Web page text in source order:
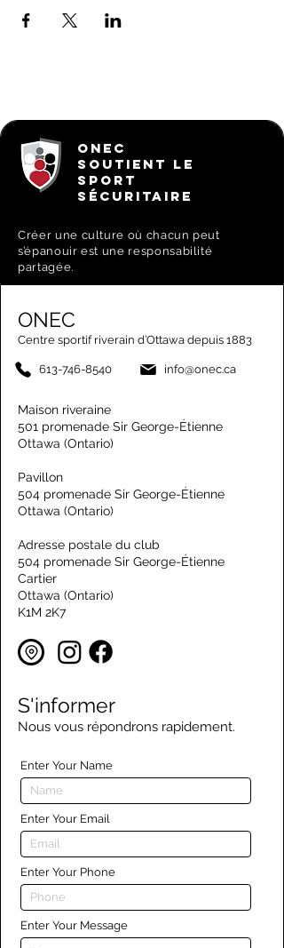
ONEC
SOUTIENT LE
SPORT
SÉCURITAIRE
Créer une culture où chacun peut
s’épanouir est une responsabilité
partagée.
ONEC
Centre sportif riverain d’Ottawa depuis 1883
613-746-8540 info@onec.ca
Maison riveraine
501 promenade Sir George-Étienne
Ottawa (Ontario)
Pavillon
504 promenade Sir George-Étienne
Ottawa (Ontario)
Adresse postale du club
504 promenade Sir George-Étienne
Cartier
Ottawa (Ontario)
K1M 2K7
S'informer
Nous vous répondrons rapidement.
Enter Your Name
Enter Your Email
Enter Your Phone
Enter Your Message